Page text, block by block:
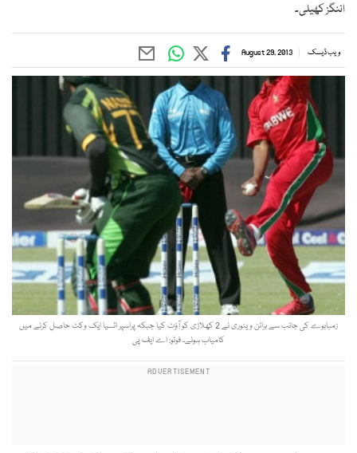
اننگز کھیلی۔
ویب ڈیسک August 29, 2013
زمبابوے کی جانب سے برائن ویٹوری نے 2 کھلاڑی کو آؤٹ کیا جبکہ پراسپر اٹسیا ایک وکٹ حاصل کرنے میں
کامیاب ہوئے۔ فوٹو: اے ایف پی